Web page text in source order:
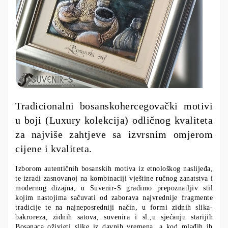
Tradicionalni bosanskohercegovački motivi
u boji (Luxury kolekcija) odličnog kvaliteta
za najviše zahtjeve sa izvrsnim omjerom
cijene i kvaliteta.
Izborom autentičnih bosanskih motiva iz etnološkog naslijeđa,
te izradi zasnovanoj na kombinaciji vještine ručnog zanatstva i
modernog dizajna, u Suvenir-S gradimo prepoznatljiv stil
kojim nastojima sačuvati od zaborava najvrednije fragmente
tradicije te na najneposredniji način, u formi zidnih slika-
bakroreza, zidnih satova, suvenira i sl.,u sjećanju starijih